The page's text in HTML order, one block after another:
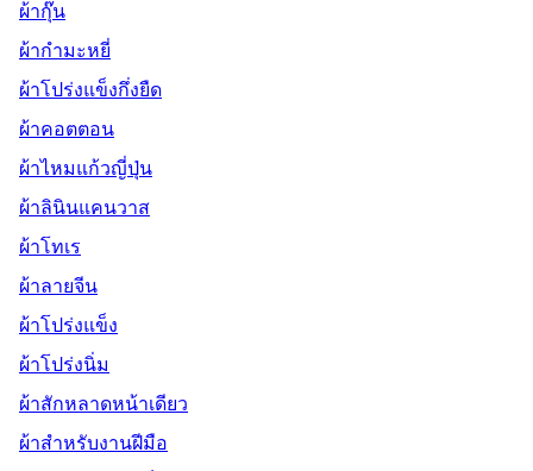
ผ้ากุ๊น
ผ้ากำมะหยี่
ผ้าโปร่งแข็งกึ่งยืด
ผ้าคอตตอน
ผ้าไหมแก้วญี่ปุ่น
ผ้าลินินแคนวาส
ผ้าโทเร
ผ้าลายจีน
ผ้าโปร่งแข็ง
ผ้าโปร่งนิ่ม
ผ้าสักหลาดหน้าเดียว
ผ้าสำหรับงานฝีมือ